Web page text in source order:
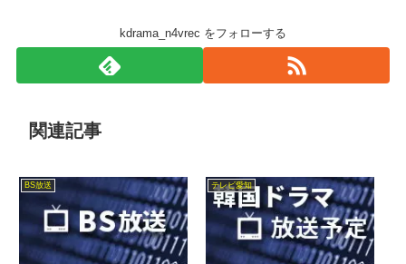
kdrama_n4vrec をフォローする
関連記事
BS放送 テレビ愛知